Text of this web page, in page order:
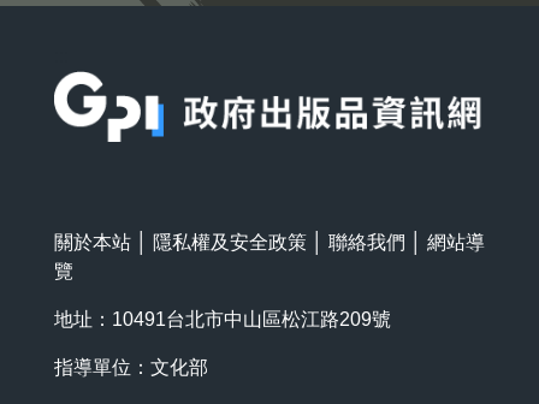
關於本站 隱私權及安全政策 聯絡我們
網站導
覽
地址：10491台北市中山區松江路209號
指導單位：文化部